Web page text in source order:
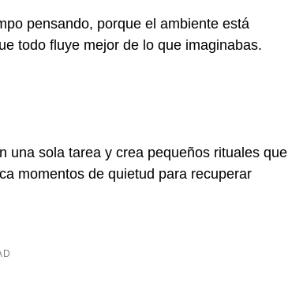
pensando, porque el ambiente está
todo fluye mejor de lo que imaginabas.
una sola tarea y crea pequeños rituales que
momentos de quietud para recuperar